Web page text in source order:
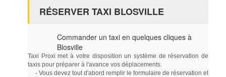
RÉSERVER TAXI BLOSVILLE
Commander un taxi en quelques cliques à
Blosville
Taxi Proxi met à votre disposition un système de réservation de
taxis pour préparer à l'avance vos déplacements.
- Vous devez tout d'abord remplir le formulaire de réservation et